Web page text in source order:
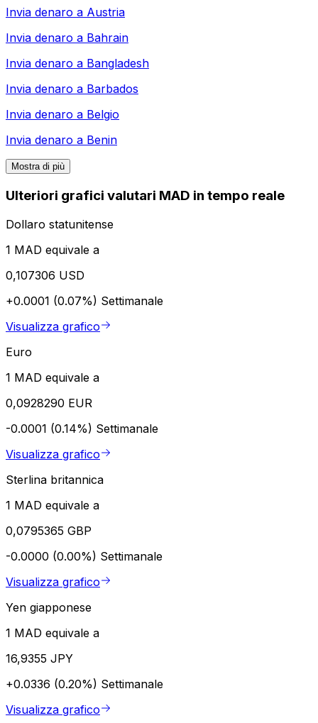
Invia denaro a Austria
Invia denaro a Bahrain
Invia denaro a Bangladesh
Invia denaro a Barbados
Invia denaro a Belgio
Invia denaro a Benin
Mostra di più
Ulteriori grafici valutari MAD in tempo reale
Dollaro statunitense
1 MAD equivale a
0,107306 USD
+0.0001 (0.07%) Settimanale
Visualizza grafico
Euro
1 MAD equivale a
0,0928290 EUR
-0.0001 (0.14%) Settimanale
Visualizza grafico
Sterlina britannica
1 MAD equivale a
0,0795365 GBP
-0.0000 (0.00%) Settimanale
Visualizza grafico
Yen giapponese
1 MAD equivale a
16,9355 JPY
+0.0336 (0.20%) Settimanale
Visualizza grafico